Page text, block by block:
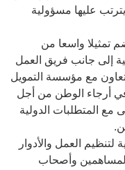
عليها مسؤولية
تمثيلا واسعا من
إلى جانب فريق العمل
مع مؤسسة التمويل
في أرجاء الوطن من أجل
مع المتطلبات الدولية
العمل والأدوار
وأصحاب